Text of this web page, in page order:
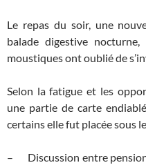
Le repas du soir, une
balade digestive
moustiques ont oublié de
Selon la fatigue et les
une partie de carte
certains elle fut placée sous
– Discussion entre